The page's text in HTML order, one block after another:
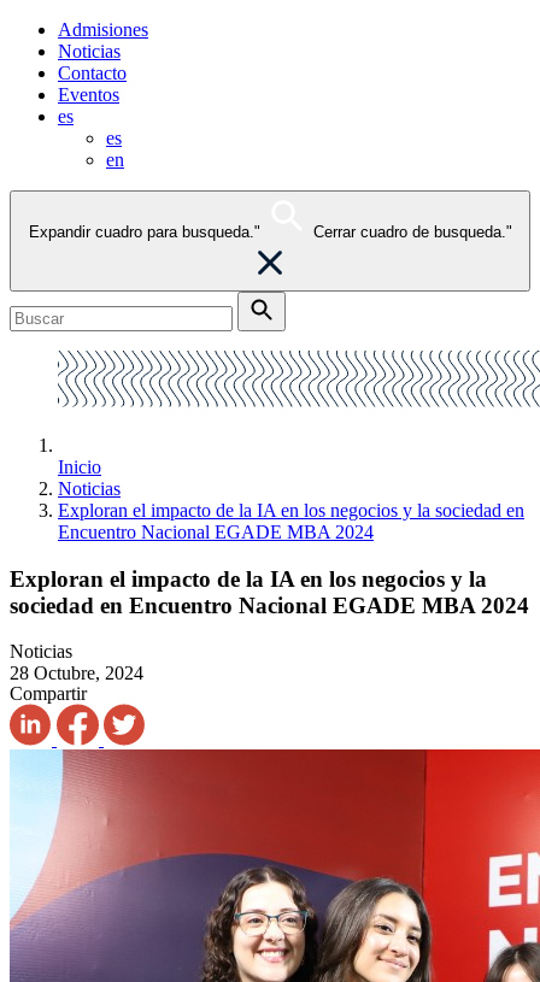
Admisiones
Noticias
Contacto
Eventos
es
es
en
Expandir cuadro para busqueda." Cerrar cuadro de busqueda."
Inicio
Noticias
Exploran el impacto de la IA en los negocios y la sociedad en
Encuentro Nacional EGADE MBA 2024
Exploran el impacto de la IA en los negocios y la
sociedad en Encuentro Nacional EGADE MBA 2024
Noticias
28 Octubre, 2024
Compartir